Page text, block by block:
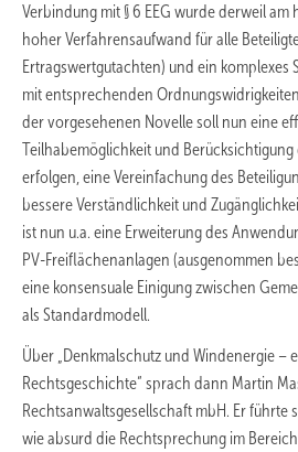
Verbindung mit § 6 EEG wurde derweil am
hoher Verfahrensaufwand für alle
Ertragswertgutachten) und ein
mit entsprechenden
der vorgesehenen Novelle soll nun eine
Teilhabemöglichkeit und
erfolgen, eine Vereinfachung des
bessere Verständlichkeit und
ist nun u.a. eine Erweiterung des
PV-Freiflächenanlagen (ausgenommen
eine konsensuale Einigung zwischen
als Standardmodell.
Über „Denkmalschutz und Windenergie –
Rechtsgeschichte“ sprach dann Martin
Rechtsanwaltsgesellschaft mbH. Er führte
wie absurd die Rechtsprechung im